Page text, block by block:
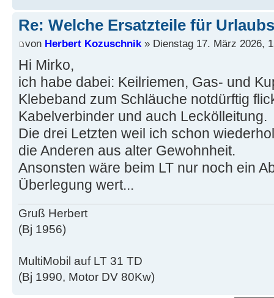
Re: Welche Ersatzteile für
von Herbert Kozuschnik » Dienstag 17. März 2026,
Hi Mirko,
ich habe dabei: Keilriemen, Gas- und
Klebeband zum Schläuche notdürftig
Kabelverbinder und auch Leckölleitung.
Die drei Letzten weil ich schon
die Anderen aus alter Gewohnheit.
Ansonsten wäre beim LT nur noch ein
Überlegung wert...
Gruß Herbert
(Bj 1956)
MultiMobil auf LT 31 TD
(Bj 1990, Motor DV 80Kw)